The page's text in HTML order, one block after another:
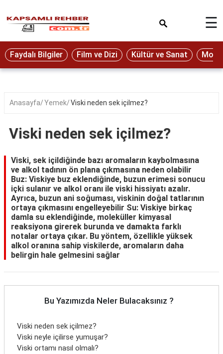
Eğitim
Ekonomi
Seyahat
Oyun
Yaşam
Hukuk
Blog
☰
Faydalı Bilgiler Film ve Dizi Kültür ve Sanat
Anasayfa Yemek Viski neden sek içilmez?
Viski neden sek içilmez?
Viski, sek içildiğinde bazı aromaların kaybolmasına
ve alkol tadının ön plana çıkmasına neden olabilir
Buz: Viskiye buz eklendiğinde, buzun erimesi sonucu
içki sulanır ve alkol oranı ile viski hissiyatı azalır.
Ayrıca, buzun ani soğuması, viskinin doğal tatlarının
ortaya çıkmasını engelleyebilir Su: Viskiye birkaç
damla su eklendiğinde, moleküller kimyasal
reaksiyona girerek burunda ve damakta farklı
notalar ortaya çıkar. Bu yöntem, özellikle yüksek
alkol oranına sahip viskilerde, aromaların daha
belirgin hale gelmesini sağlar
Bu Yazımızda Neler Bulacaksınız ?
Viski neden sek içilmez?
Viski neyle içilirse yumuşar?
Viski ortamı nasıl olmalı?